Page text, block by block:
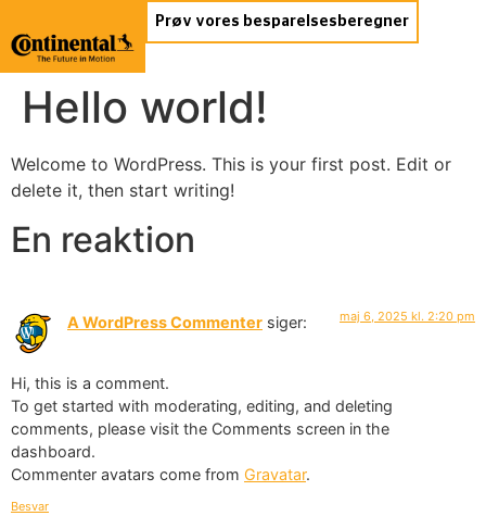
Prøv vores besparelsesberegner
Hello world!
Welcome to WordPress. This is your first post. Edit or
delete it, then start writing!
En reaktion
A WordPress Commenter siger: maj 6, 2025 kl. 2:20 pm
Hi, this is a comment.
To get started with moderating, editing, and deleting
comments, please visit the Comments screen in the
dashboard.
Commenter avatars come from Gravatar.
Besvar